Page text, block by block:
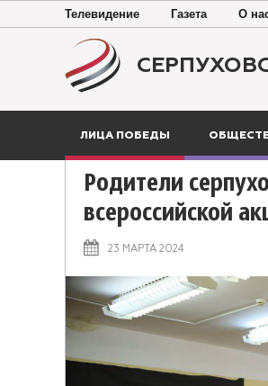
Телевидение Газета О
ЛИЦА ПОБЕДЫ
Родители
всероссийской
23 МАРТА 2024